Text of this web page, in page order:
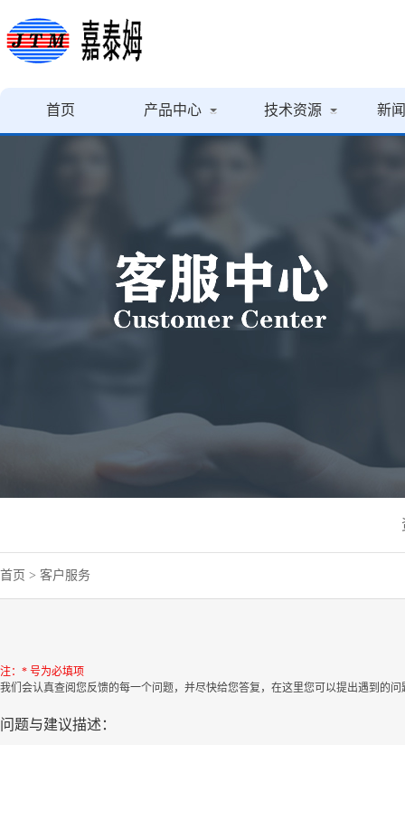
首页 产品中心 技术资源 新
首页 > 客户服务
注：* 号为必填项
我们会认真查阅您反馈的每一个问题，并尽快给您答复，在这里您可以提出遇到的
问题与建议描述：